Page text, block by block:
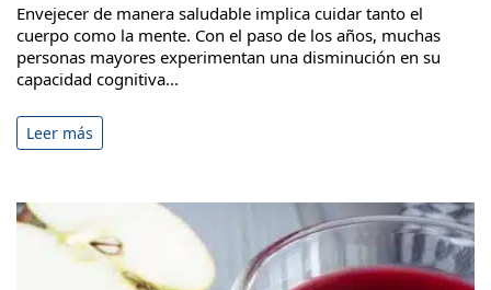
Envejecer de manera saludable implica cuidar tanto el
cuerpo como la mente. Con el paso de los años, muchas
personas mayores experimentan una disminución en su
capacidad cognitiva...
Leer más